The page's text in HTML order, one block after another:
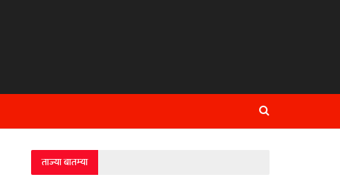
ताज्या बातम्या